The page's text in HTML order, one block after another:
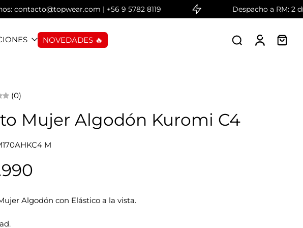
contacto@topwear.com | +56 9 5782 8119 Despacho a RM: 2 días
NOVEDADES 🔥
(0)
Mujer Algodón Kuromi C4
M
Algodón con Elástico a la vista.